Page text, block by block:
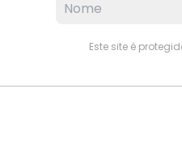
Este site é